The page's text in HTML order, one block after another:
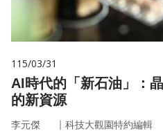
115/03/31
AI時代的「新石油」：
的新資源
李元傑 ｜ 科技大觀園特約編輯